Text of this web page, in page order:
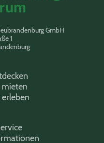
GmbH
1
mieten